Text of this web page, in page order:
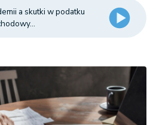
a skutki w podatku